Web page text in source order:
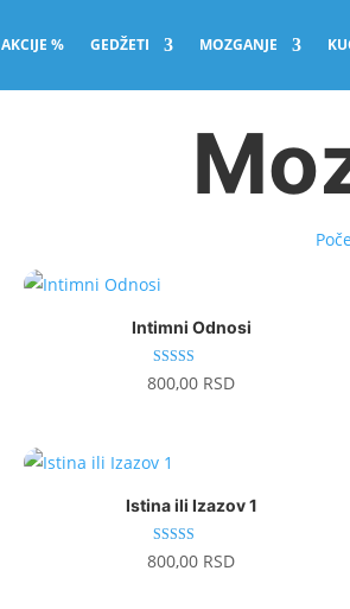
AKCIJE % GEDŽETI MOZGANJE
Intimni Odnosi
Ocenjeno sa
5.00
800,00 RSD
Istina ili Izazov 1
Ocenjeno sa
5.00
800,00 RSD